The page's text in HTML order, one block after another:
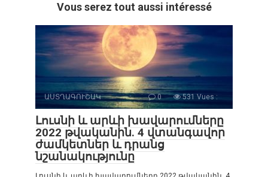
Vous serez tout aussi intéressé
ԱՍՏՂԱԳՈՒՇԱԿ 0 531 Vues :
Լուսնի և արևի խավարումները
2022 թվականին. 4 վտանգավոր
ժամկետներ և դրանց
նշանակությունը